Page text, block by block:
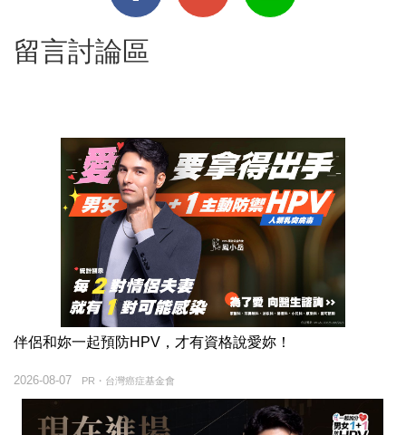
留言討論區
伴侶和妳一起預防HPV，才有資格說愛妳！
PR・台灣癌症基金會
2026-08-07